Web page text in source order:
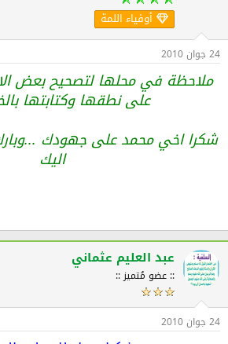
أوفياء اللمة
24 جوان 2010
ملاحظة في محلها لتصحيح بعض
على نطقها وكتابتها
شكرا اخي محمد على جهودك
اليك
عبد العليم عثماني
:: عضو مُتميز ::
24 جوان 2010